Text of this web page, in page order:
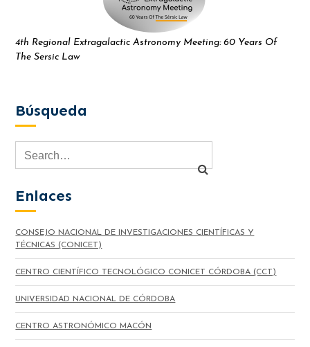
4th Regional Extragalactic Astronomy Meeting: 60 Years Of
The Sersic Law
Búsqueda
Enlaces
CONSEJO NACIONAL DE INVESTIGACIONES CIENTÍFICAS Y
TÉCNICAS (CONICET)
CENTRO CIENTÍFICO TECNOLÓGICO CONICET CÓRDOBA (CCT)
UNIVERSIDAD NACIONAL DE CÓRDOBA
CENTRO ASTRONÓMICO MACÓN